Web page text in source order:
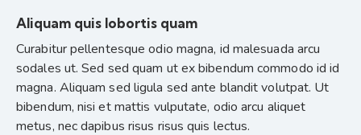
Aliquam quis lobortis quam
Curabitur pellentesque odio magna, id malesuada arcu
sodales ut. Sed sed quam ut ex bibendum commodo id id
magna. Aliquam sed ligula sed ante blandit volutpat. Ut
bibendum, nisi et mattis vulputate, odio arcu aliquet
metus, nec dapibus risus risus quis lectus.